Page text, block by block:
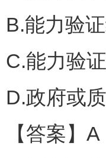
B.能力验
C.能力验
D.政府或
【答案】A